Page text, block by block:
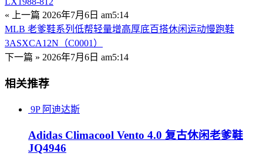
« 上一篇 2026年7月6日 am5:14
MLB 老爹鞋系列低帮轻量增高厚底百搭休闲运动慢跑鞋
3ASXCA12N（C0001）
下一篇 » 2026年7月6日 am5:14
相关推荐
9P 阿迪达斯
Adidas Climacool Vento 4.0 复古休闲老爹鞋
JQ4946